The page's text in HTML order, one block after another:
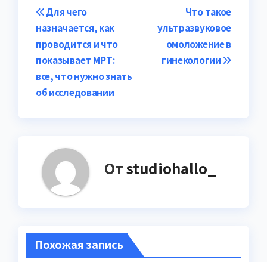
Навигация
по
записям
Что такое
ультразвуковое
омоложение в
гинекологии
Для чего
назначается, как
проводится и что
показывает МРТ:
все, что нужно знать
об исследовании
Отstudiohallo_
Похожая запись